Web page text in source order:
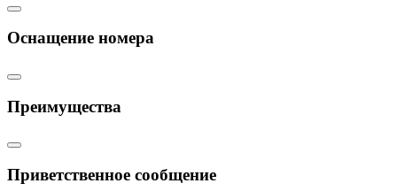
Оснащение номера
Преимущества
Приветственное сообщение